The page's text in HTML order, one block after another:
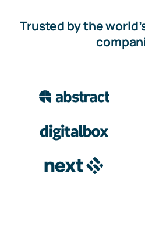
Trusted by the